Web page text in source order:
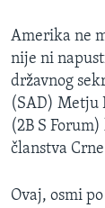
Amerika ne
nije ni
državnog
(SAD) Metju
(2B S
članstva
Ovaj, osmi